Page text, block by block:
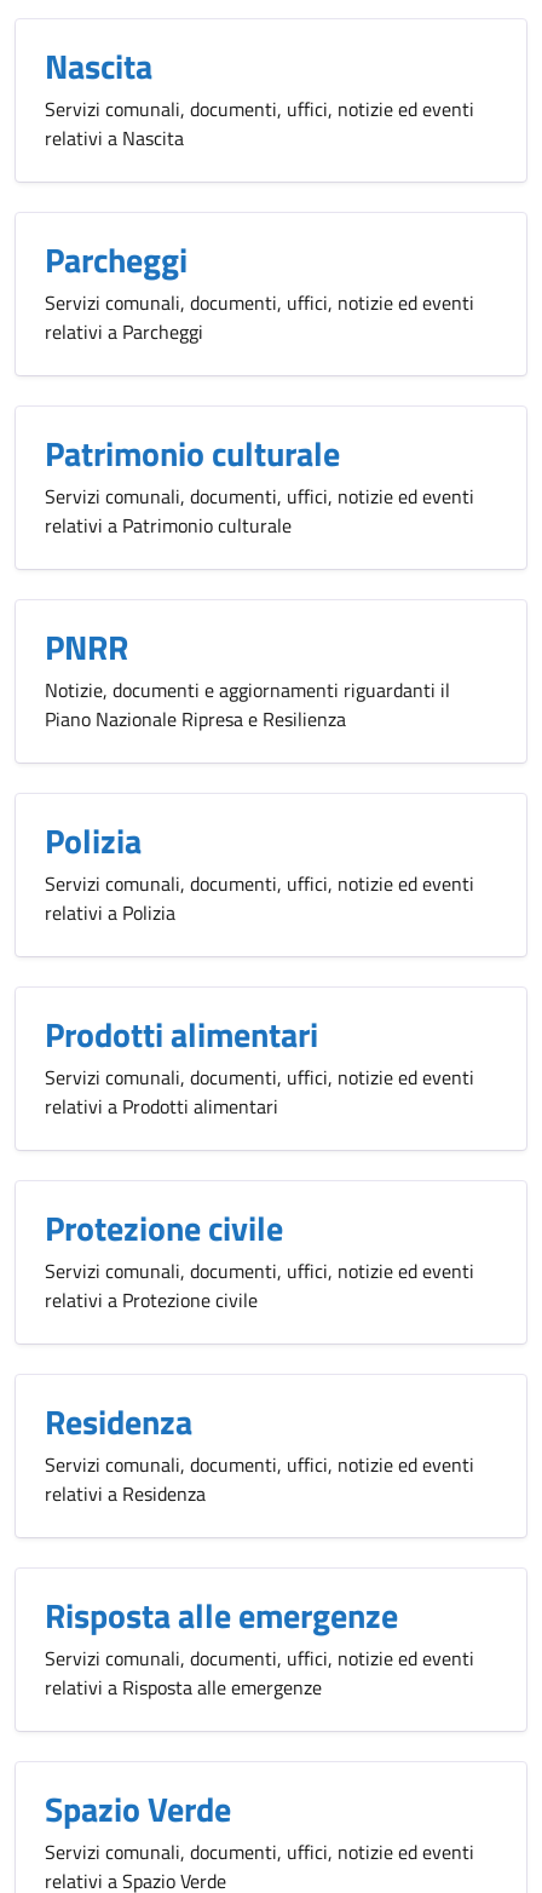
Nascita
Servizi comunali, documenti, uffici, notizie ed eventi
relativi a Nascita
Parcheggi
Servizi comunali, documenti, uffici, notizie ed eventi
relativi a Parcheggi
Patrimonio culturale
Servizi comunali, documenti, uffici, notizie ed eventi
relativi a Patrimonio culturale
PNRR
Notizie, documenti e aggiornamenti riguardanti il
Piano Nazionale Ripresa e Resilienza
Polizia
Servizi comunali, documenti, uffici, notizie ed eventi
relativi a Polizia
Prodotti alimentari
Servizi comunali, documenti, uffici, notizie ed eventi
relativi a Prodotti alimentari
Protezione civile
Servizi comunali, documenti, uffici, notizie ed eventi
relativi a Protezione civile
Residenza
Servizi comunali, documenti, uffici, notizie ed eventi
relativi a Residenza
Risposta alle emergenze
Servizi comunali, documenti, uffici, notizie ed eventi
relativi a Risposta alle emergenze
Spazio Verde
Servizi comunali, documenti, uffici, notizie ed eventi
relativi a Spazio Verde